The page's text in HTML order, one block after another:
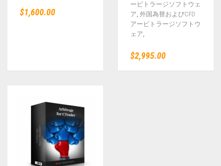
$1,600.00
ービトラージソフトウェ
ア 外国為替およびCFD
アービトラージソフトウ
ェア
$2,995.00